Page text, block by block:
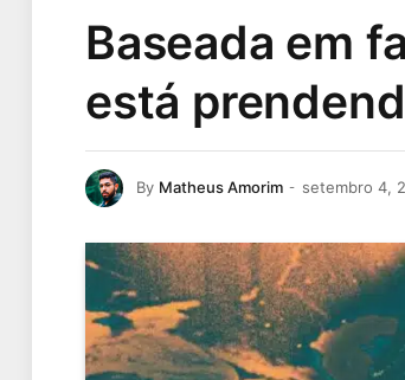
Baseada em
está
By Matheus Amorim setembro 4,